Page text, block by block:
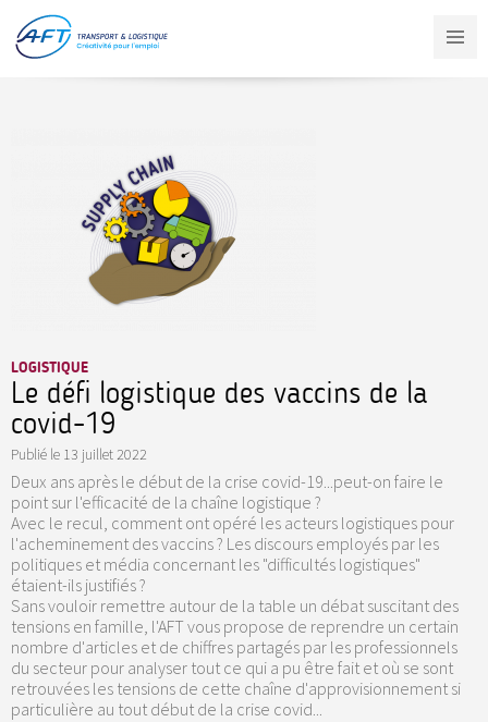
contenu
principal
LOGISTIQUE
Le défi logistique des vaccins de la
covid-19
Publié le 13 juillet 2022
Deux ans après le début de la crise covid-19...peut-on faire le
point sur l'efficacité de la chaîne logistique ?
Avec le recul, comment ont opéré les acteurs logistiques pour
l'acheminement des vaccins ? Les discours employés par les
politiques et média concernant les "difficultés logistiques"
étaient-ils justifiés ?
Sans vouloir remettre autour de la table un débat suscitant des
tensions en famille, l'AFT vous propose de reprendre un certain
nombre d'articles et de chiffres partagés par les professionnels
du secteur pour analyser tout ce qui a pu être fait et où se sont
retrouvées les tensions de cette chaîne d'approvisionnement si
particulière au tout début de la crise covid...